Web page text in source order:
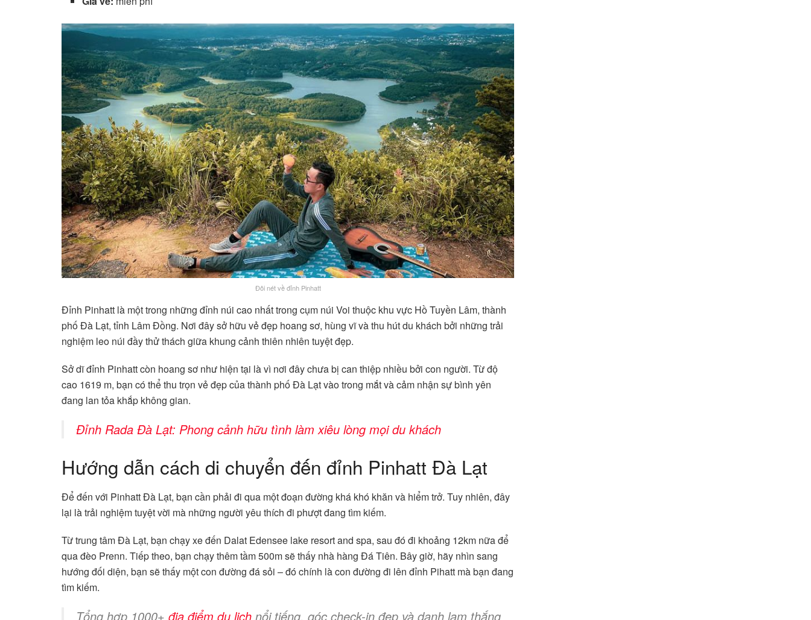
Đôi nét về đỉnh Pinhatt
Đỉnh Pinhatt là một trong những đỉnh núi cao nhất trong cụm núi Voi thuộc khu vực Hồ Tuyền Lâm, thành
phố Đà Lạt, tỉnh Lâm Đồng. Nơi đây sở hữu vẻ đẹp hoang sơ, hùng vĩ và thu hút du khách bởi những trải
nghiệm leo núi đầy thử thách giữa khung cảnh thiên nhiên tuyệt đẹp.
Sở dĩ đỉnh Pinhatt còn hoang sơ như hiện tại là vì nơi đây chưa bị can thiệp nhiều bởi con người. Từ độ
cao 1619 m, bạn có thể thu trọn vẻ đẹp của thành phố Đà Lạt vào trong mắt và cảm nhận sự bình yên
đang lan tỏa khắp không gian.
Đỉnh Rada Đà Lạt: Phong cảnh hữu tình làm xiêu lòng mọi du khách
Hướng dẫn cách di chuyển đến đỉnh Pinhatt Đà Lạt
Để đến với Pinhatt Đà Lạt, bạn cần phải đi qua một đoạn đường khá khó khăn và hiểm trở. Tuy nhiên, đây
lại là trải nghiệm tuyệt vời mà những người yêu thích đi phượt đang tìm kiếm.
Từ trung tâm Đà Lạt, bạn chạy xe đến Dalat Edensee lake resort and spa, sau đó đi khoảng 12km nữa để
qua đèo Prenn. Tiếp theo, bạn chạy thêm tầm 500m sẽ thấy nhà hàng Đá Tiên. Bây giờ, hãy nhìn sang
hướng đối diện, bạn sẽ thấy một con đường đá sỏi – đó chính là con đường đi lên đỉnh Pihatt mà bạn đang
tìm kiếm.
Tổng hợp 1000+ địa điểm du lịch nổi tiếng, góc check-in đẹp và danh lam thắng